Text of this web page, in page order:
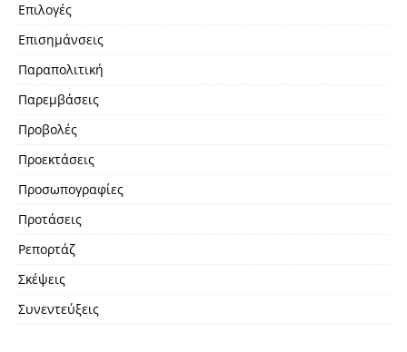
Επιλογές
Επισημάνσεις
Παραπολιτική
Παρεμβάσεις
Προβολές
Προεκτάσεις
Προσωπογραφίες
Προτάσεις
Ρεπορτάζ
Σκέψεις
Συνεντεύξεις